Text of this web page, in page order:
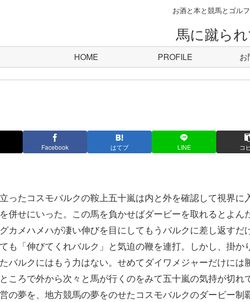
お酒と本と競馬とゴル
馬に蹴ら
HOME PROFILE お
Facebook はてブ LINE コ
ったコスモバルクの鞍上五十嵐は内と外を確認して視界に
併せにいった。この馬を負かせばダービーを取れるとよん
カメハメハが凄い伸びを目にしてもうバルクに差し返すだ
も「伸びてくれバルク」と気迫の鞭を連打。しかし、掛か
バルクにはもう力はない。せめてダイワメジャーだけには
ころで外から次々と馬が行くのをみて五十嵐の気持が切れ
の夢を、地方競馬の夢をのせたコスモバルクのダービー制